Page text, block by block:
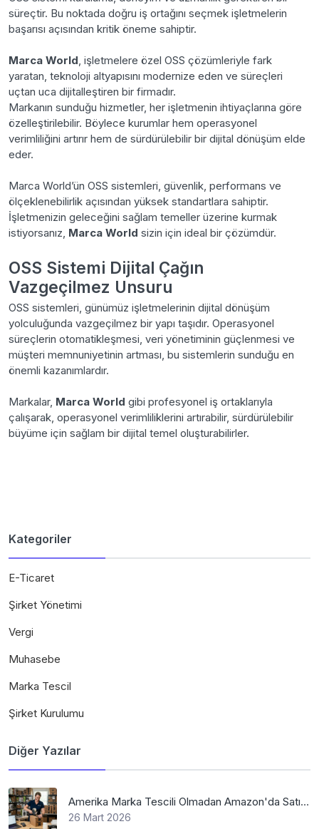
süreçtir. Bu noktada doğru iş ortağını seçmek işletmelerin
başarısı açısından kritik öneme sahiptir.
Marca World, işletmelere özel OSS çözümleriyle fark
yaratan, teknoloji altyapısını modernize eden ve süreçleri
uçtan uca dijitalleştiren bir firmadır.
Markanın sunduğu hizmetler, her işletmenin ihtiyaçlarına göre
özelleştirilebilir. Böylece kurumlar hem operasyonel
verimliliğini artırır hem de sürdürülebilir bir dijital dönüşüm elde
eder.
Marca World’ün OSS sistemleri, güvenlik, performans ve
ölçeklenebilirlik açısından yüksek standartlara sahiptir.
İşletmenizin geleceğini sağlam temeller üzerine kurmak
istiyorsanız, Marca World sizin için ideal bir çözümdür.
OSS Sistemi Dijital Çağın
Vazgeçilmez Unsuru
OSS sistemleri, günümüz işletmelerinin dijital dönüşüm
yolculuğunda vazgeçilmez bir yapı taşıdır. Operasyonel
süreçlerin otomatikleşmesi, veri yönetiminin güçlenmesi ve
müşteri memnuniyetinin artması, bu sistemlerin sunduğu en
önemli kazanımlardır.
Markalar, Marca World gibi profesyonel iş ortaklarıyla
çalışarak, operasyonel verimliliklerini artırabilir, sürdürülebilir
büyüme için sağlam bir dijital temel oluşturabilirler.
Kategoriler
E-Ticaret
Şirket Yönetimi
Vergi
Muhasebe
Marka Tescil
Şirket Kurulumu
Diğer Yazılar
Amerika Marka Tescili Olmadan Amazon'da Satış Mümkün Mü
26 Mart 2026